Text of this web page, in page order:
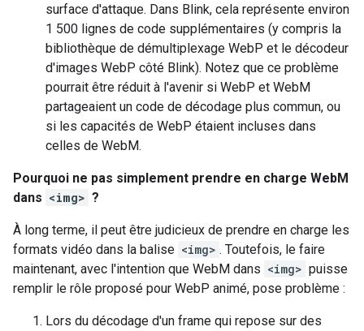
surface d'attaque. Dans Blink, cela représente environ
1 500 lignes de code supplémentaires (y compris la
bibliothèque de démultiplexage WebP et le décodeur
d'images WebP côté Blink). Notez que ce problème
pourrait être réduit à l'avenir si WebP et WebM
partageaient un code de décodage plus commun, ou
si les capacités de WebP étaient incluses dans
celles de WebM.
Pourquoi ne pas simplement prendre en charge WebM
dans <img> ?
À long terme, il peut être judicieux de prendre en charge les
formats vidéo dans la balise <img> . Toutefois, le faire
maintenant, avec l'intention que WebM dans <img> puisse
remplir le rôle proposé pour WebP animé, pose problème :
Lors du décodage d'un frame qui repose sur des